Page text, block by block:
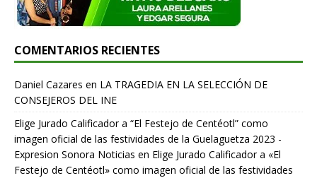
COMENTARIOS RECIENTES
Daniel Cazares en LA TRAGEDIA EN LA SELECCIÓN DE
CONSEJEROS DEL INE
Elige Jurado Calificador a “El Festejo de Centéotl” como
imagen oficial de las festividades de la Guelaguetza 2023 -
Expresion Sonora Noticias en Elige Jurado Calificador a «El
Festejo de Centéotl» como imagen oficial de las festividades